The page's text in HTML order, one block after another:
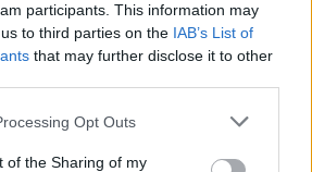
participants. This information may
to third parties on the IAB’s List of
that may further disclose it to other
app uses one or more Google
or usage behaviour. You may click to
Opt Outs
of the Sharing of my